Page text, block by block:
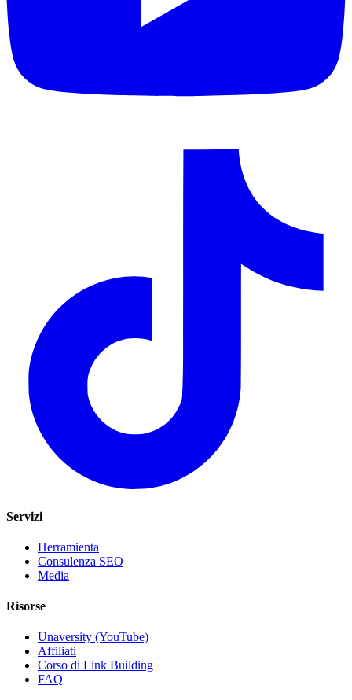
Servizi
Herramienta
Consulenza SEO
Media
Risorse
Unaversity (YouTube)
Affiliati
Corso di Link Building
FAQ